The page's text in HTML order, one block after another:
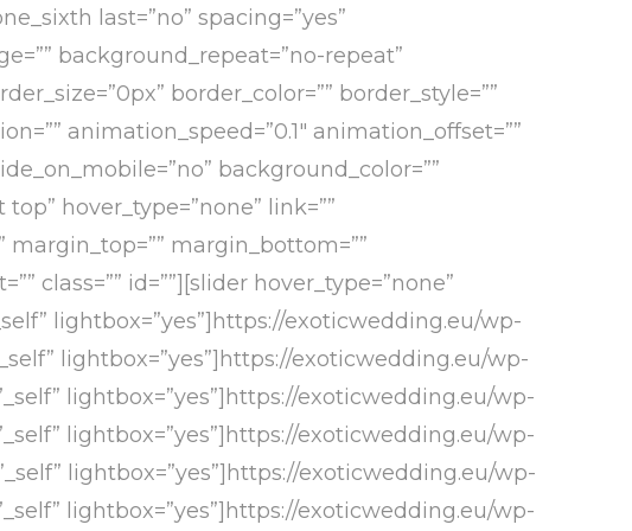
last=”no” spacing=”yes”
background_repeat=”no-repeat”
border_color=”” border_style=””
animation_speed=”0.1″ animation_offset=””
background_color=””
hover_type=”none” link=””
margin_top=”” margin_bottom=””
class=”” id=””][slider hover_type=”none”
lightbox=”yes”]https://exoticwedding.eu/wp-
lightbox=”yes”]https://exoticwedding.eu/wp-
lightbox=”yes”]https://exoticwedding.eu/wp-
lightbox=”yes”]https://exoticwedding.eu/wp-
lightbox=”yes”]https://exoticwedding.eu/wp-
lightbox=”yes”]https://exoticwedding.eu/wp-